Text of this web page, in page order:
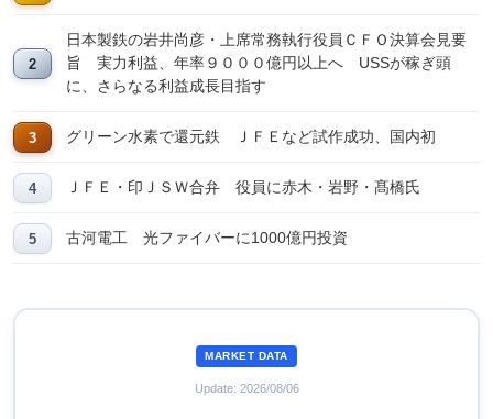
日本製鉄の岩井尚彦・上席常務執行役員ＣＦＯ決算会見要
旨 実力利益、年率９０００億円以上へ USSが稼ぎ頭
に、さらなる利益成長目指す
グリーン水素で還元鉄 ＪＦＥなど試作成功、国内初
ＪＦＥ・印ＪＳＷ合弁 役員に赤木・岩野・髙橋氏
古河電工 光ファイバーに1000億円投資
MARKET DATA
Update: 2026/08/06